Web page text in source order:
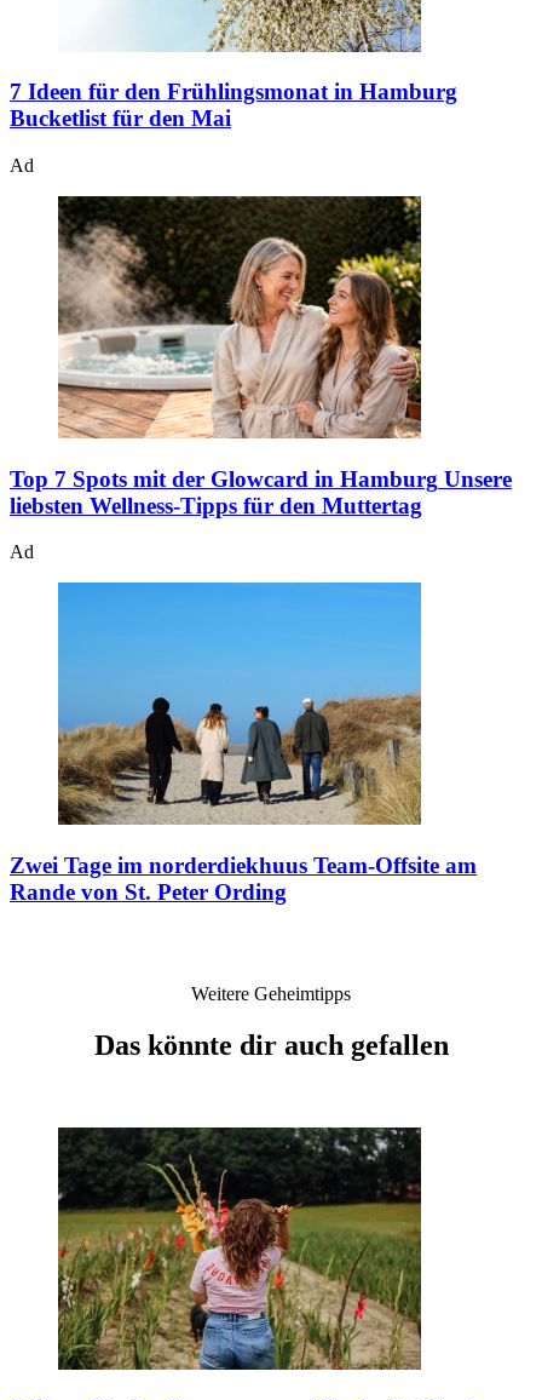
7 Ideen für den Frühlingsmonat in Hamburg
Bucketlist für den Mai
Ad
Top 7 Spots mit der Glowcard in Hamburg Unsere
liebsten Wellness-Tipps für den Muttertag
Ad
Zwei Tage im norderdiekhuus Team-Offsite am
Rande von St. Peter Ording
Weitere Geheimtipps
Das könnte dir auch gefallen